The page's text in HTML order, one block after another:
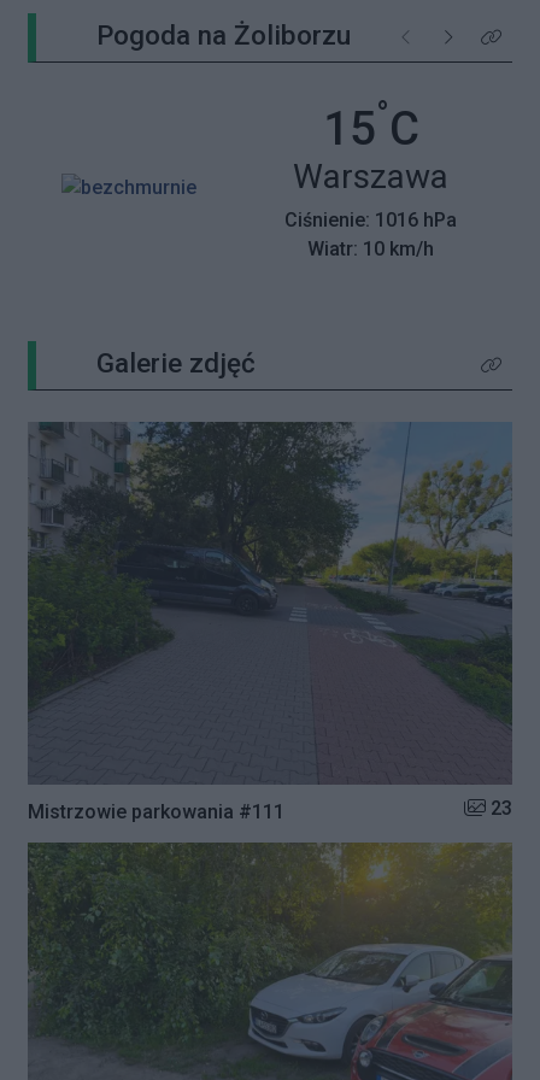
Pogoda na Żoliborzu Poprzednie
NastępneKliknij
15°C
Miasto:
Warszawa
Ciśnienie: 1016 hPa
Wiatr: 10 km/h
Galerie zdjęć Kliknij
Mistrzowie parkowania #111 Liczba
23